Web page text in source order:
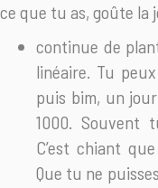
ce que tu as, goûte la
continue de
linéaire. Tu
puis bim, un
1000. Souvent
C’est chiant
Que tu ne